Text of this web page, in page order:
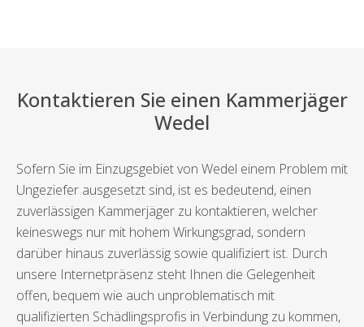
Kontaktieren Sie einen Kammerjäger
Wedel
Sofern Sie im Einzugsgebiet von Wedel einem Problem mit
Ungeziefer ausgesetzt sind, ist es bedeutend, einen
zuverlässigen Kammerjäger zu kontaktieren, welcher
keineswegs nur mit hohem Wirkungsgrad, sondern
darüber hinaus zuverlässig sowie qualifiziert ist. Durch
unsere Internetpräsenz steht Ihnen die Gelegenheit
offen, bequem wie auch unproblematisch mit
qualifizierten Schädlingsprofis in Verbindung zu kommen,